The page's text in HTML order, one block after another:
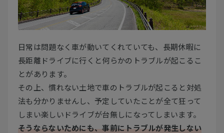
日常は問題なく車が動いてくれていても、長期休暇に
長距離ドライブに行くと何らかのトラブルが起こるこ
とがあります。
その上、慣れない土地で車のトラブルが起こると対処
法も分かりませんし、予定していたことが全て狂って
しまい楽しいドライブが台無しになってしまいます。
そうならないためにも、事前にトラブルが発生しない